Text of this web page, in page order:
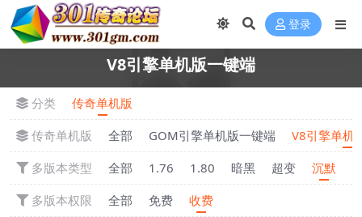
登录
V8引擎单机版一键端
分类
传奇单机版
传奇单机版
全部 GOM引擎单机版一键端
V8引擎单机
多版本类型
全部 1.76 1.80 暗黑 超变 沉默
多版本权限
全部 免费
收费